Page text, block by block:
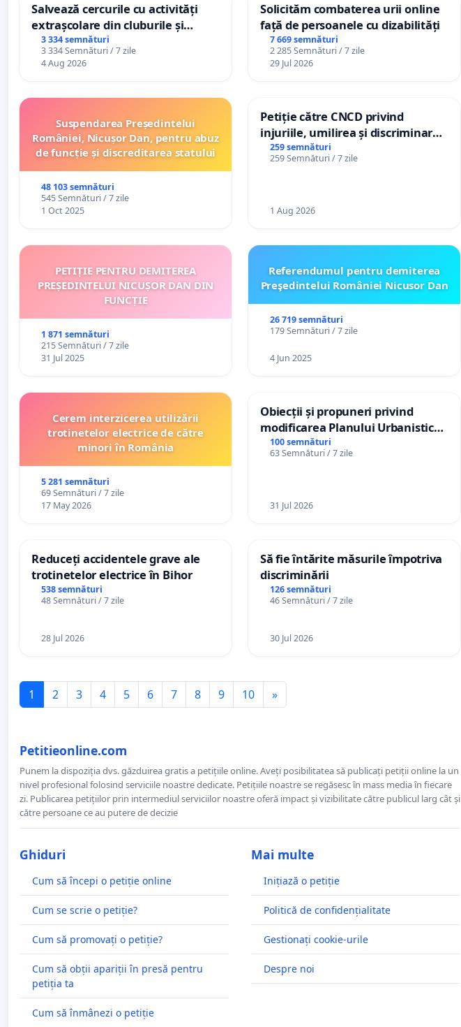
Salvează cercurile cu activități
extrașcolare din cluburile și
palatele copiilor
3 334 semnături
3 334 Semnături / 7 zile
4 Aug 2026
Solicităm combaterea urii online
față de persoanele cu dizabilități
7 669 semnături
2 285 Semnături / 7 zile
29 Jul 2026
Suspendarea Președintelui
României, Nicușor Dan, pentru abuz
de funcție și discreditarea statului
48 103 semnături
545 Semnături / 7 zile
1 Oct 2025
Petiție către CNCD privind
injuriile, umilirea și discriminarea
persoanelor cu dizabilități de
către utilizatorul TikTok „Gorici”
259 semnături
259 Semnături / 7 zile
1 Aug 2026
PETIȚIE PENTRU DEMITEREA
PREȘEDINTELUI NICUȘOR DAN DIN
FUNCȚIE
1 871 semnături
215 Semnături / 7 zile
31 Jul 2025
Referendumul pentru demiterea
Preşedintelui României Nicusor Dan
26 719 semnături
179 Semnături / 7 zile
4 Jun 2025
Cerem interzicerea utilizării
trotinetelor electrice de către
minori în România
5 281 semnături
69 Semnături / 7 zile
17 May 2026
Obiecții și propuneri privind
modificarea Planului Urbanistic
General al orașului Ialoveni
100 semnături
63 Semnături / 7 zile
31 Jul 2026
Reduceți accidentele grave ale
trotinetelor electrice în Bihor
538 semnături
48 Semnături / 7 zile
28 Jul 2026
Să fie întărite măsurile împotriva
discriminării
126 semnături
46 Semnături / 7 zile
30 Jul 2026
1 2 3 4 5 6 7 8 9 10 »
Petitieonline.com
Punem la dispoziția dvs. găzduirea gratis a petițiile online. Aveți posibilitatea să publicați petiții online la un
nivel profesional folosind serviciile noastre dedicate. Petițiile noastre se regăsesc în mass media în fiecare
zi. Publicarea petițiilor prin intermediul serviciilor noastre oferă impact și vizibilitate către publicul larg cât și
către persoane ce au putere de decizie
Ghiduri
Cum să începi o petiție online
Cum se scrie o petiție?
Cum să promovați o petiție?
Cum să obții apariții în presă pentru
petiția ta
Cum să înmânezi o petiție
Mai multe
Inițiază o petiție
Politică de confidențialitate
Gestionați cookie-urile
Despre noi